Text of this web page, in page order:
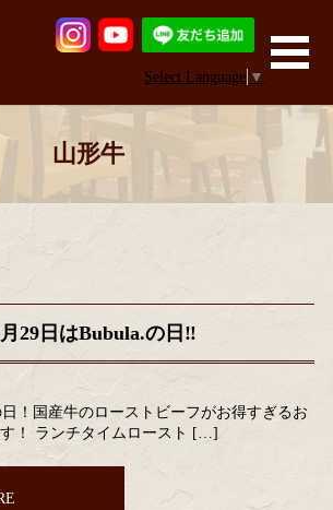
Select Language ▼
メ
山形牛
29日はBubula.の日‼
！国産牛のローストビーフがお得すぎるお
！ ランチタイムロースト […]